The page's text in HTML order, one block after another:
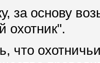
за основу
охотник".
что